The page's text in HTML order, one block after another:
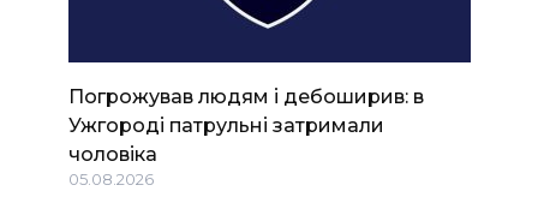
Погрожував людям і дебоширив: в
Ужгороді патрульні затримали
чоловіка
05.08.2026